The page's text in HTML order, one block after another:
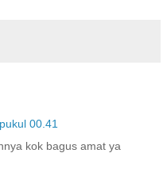
00.41
kok bagus amat ya